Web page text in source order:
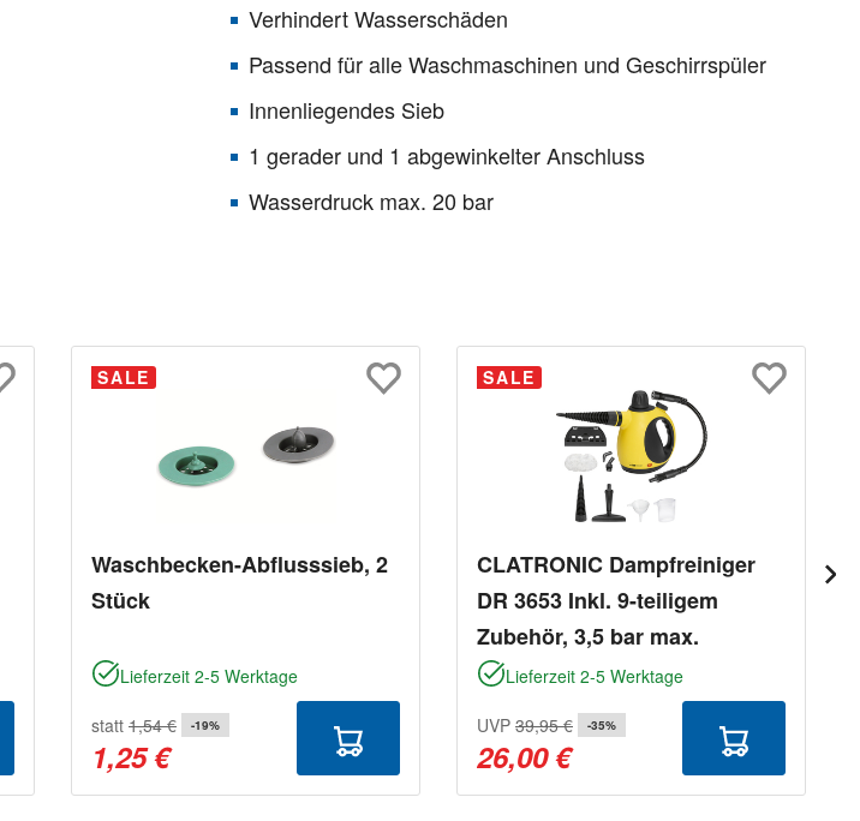
Verhindert Wasserschäden
Passend für alle Waschmaschinen und Geschirrspüler
Innenliegendes Sieb
1 gerader und 1 abgewinkelter Anschluss
Wasserdruck max. 20 bar
SALE
Waschbecken-Abflusssieb, 2
Stück
Lieferzeit 2-5 Werktage
statt 1,54 € -19%
1,25 €
SALE
CLATRONIC Dampfreiniger
DR 3653 Inkl. 9-teiligem
Zubehör, 3,5 bar max.
Lieferzeit 2-5 Werktage
UVP 39,95 € -35%
26,00 €